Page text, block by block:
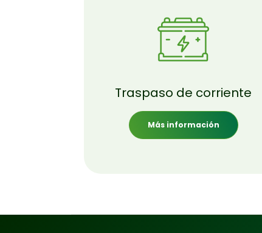
Traspaso de corriente
Más información